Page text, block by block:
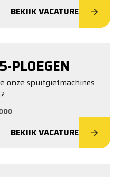
BEKIJK VACATURE
PLOEGEN
onze spuitgietmachines
BEKIJK VACATURE